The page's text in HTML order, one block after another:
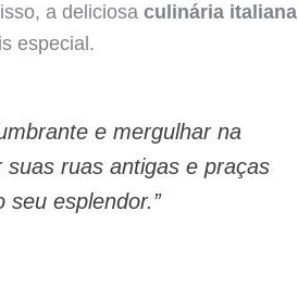
a deliciosa culinária italiana
especial.
e mergulhar na
ruas antigas e praças
esplendor.”